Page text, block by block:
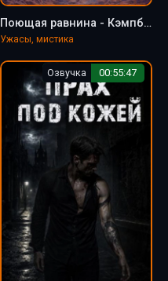
Поющая равнина - Кэмпбелл Рэмси
Ужасы, мистика
Озвучка 00:55:47